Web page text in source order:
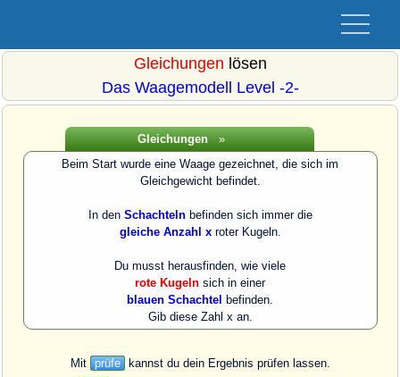
Gleichungen»
Beim Start wurde eine Waage gezeichnet, die sich im
Gleichgewicht befindet.
In den Schachtelnbefinden sich immer die
gleiche Anzahl xroter Kugeln.
Du musst herausfinden, wie viele
rote Kugeln sich in einer
blauen Schachtel
befinden.
Gib diese Zahl x an.
Mit prüfe kannst du dein Ergebnis prüfen lassen.
Gleichungen lösen
Das Waagemodell Level -2-